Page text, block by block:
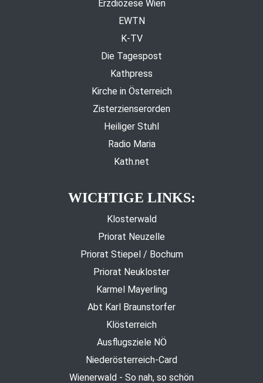
Erzdiözese Wien
EWTN
K-TV
Die Tagespost
Kathpress
Kirche in Österreich
Zisterzienserorden
Heiliger Stuhl
Radio Maria
Kath.net
WICHTIGE LINKS:
Klosterwald
Priorat Neuzelle
Priorat Stiepel / Bochum
Priorat Neukloster
Karmel Mayerling
Abt Karl Braunstorfer
Klösterreich
Ausflugsziele NÖ
Niederösterreich-Card
Wienerwald - So nah, so schön